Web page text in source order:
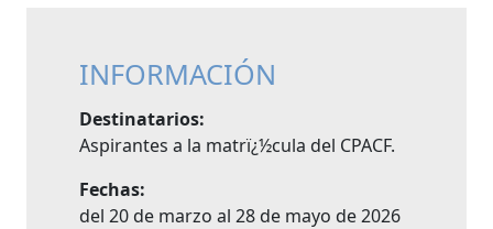
INFORMACIÓN
Destinatarios:
Aspirantes a la matrï¿½cula del CPACF.
Fechas:
del 20 de marzo al 28 de mayo de 2026